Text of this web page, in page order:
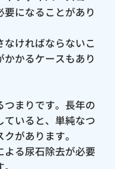
になることがあり
ければならないこ
かるケースもあり
まりです。長年の
いると、単純なつ
があります。
よる尿石除去が必要